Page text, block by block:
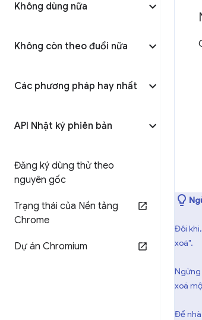
Không dùng nữa
Không còn theo đuổi nữa
Các phương pháp hay nhất
API Nhật ký phiên bản
Đăng ký dùng thử theo
nguyên gốc
Trạng thái của Nền tảng
Chrome
Dự án Chromium
Đôi
xoá".
Ngừng
xoá
Để